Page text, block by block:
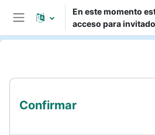
Salta al contenido principal
Panel lateral
En este momento
acceso para
Confirmar